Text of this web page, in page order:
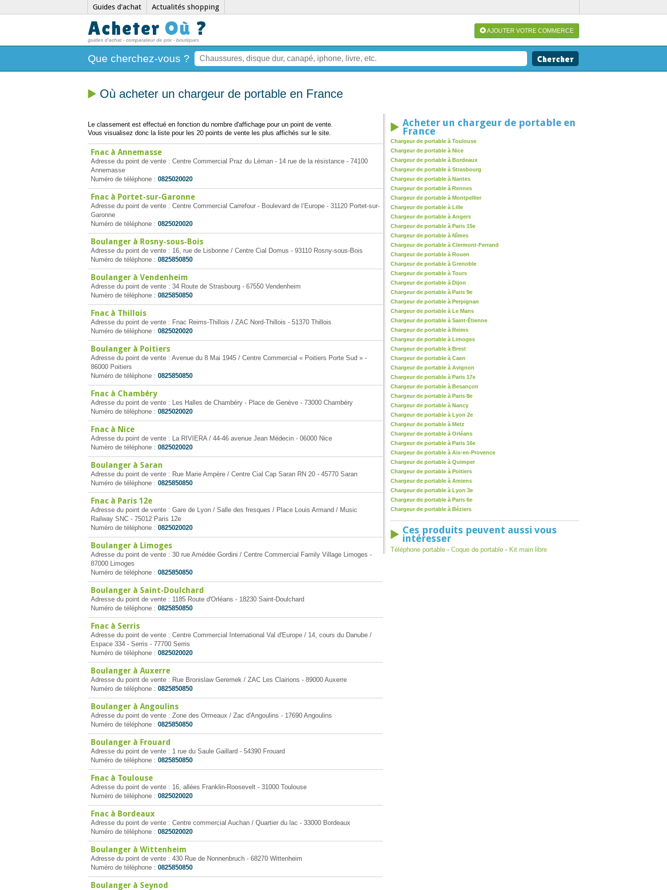
Guides d'achat Actualités shopping
Acheter Où ?
guides d'achat - comparateur de prix - boutiques
AJOUTER VOTRE COMMERCE
Que cherchez-vous ?
Où acheter un chargeur de portable en France
Le classement est effectué en fonction du nombre d'affichage pour un point de vente.
Vous visualisez donc la liste pour les 20 points de vente les plus affichés sur le site.
Fnac à Annemasse
Adresse du point de vente : Centre Commercial Praz du Léman - 14 rue de la résistance - 74100
Annemasse
Numéro de téléphone : 0825020020
Fnac à Portet-sur-Garonne
Adresse du point de vente : Centre Commercial Carrefour - Boulevard de l’Europe - 31120 Portet-sur-
Garonne
Numéro de téléphone : 0825020020
Boulanger à Rosny-sous-Bois
Adresse du point de vente : 16, rue de Lisbonne / Centre Cial Domus - 93110 Rosny-sous-Bois
Numéro de téléphone : 0825850850
Boulanger à Vendenheim
Adresse du point de vente : 34 Route de Strasbourg - 67550 Vendenheim
Numéro de téléphone : 0825850850
Fnac à Thillois
Adresse du point de vente : Fnac Reims-Thillois / ZAC Nord-Thillois - 51370 Thillois
Numéro de téléphone : 0825020020
Boulanger à Poitiers
Adresse du point de vente : Avenue du 8 Mai 1945 / Centre Commercial « Poitiers Porte Sud » -
86000 Poitiers
Numéro de téléphone : 0825850850
Fnac à Chambéry
Adresse du point de vente : Les Halles de Chambéry - Place de Genève - 73000 Chambéry
Numéro de téléphone : 0825020020
Fnac à Nice
Adresse du point de vente : La RIVIERA / 44-46 avenue Jean Médecin - 06000 Nice
Numéro de téléphone : 0825020020
Boulanger à Saran
Adresse du point de vente : Rue Marie Ampère / Centre Cial Cap Saran RN 20 - 45770 Saran
Numéro de téléphone : 0825850850
Fnac à Paris 12e
Adresse du point de vente : Gare de Lyon / Salle des fresques / Place Louis Armand / Music
Railway SNC - 75012 Paris 12e
Numéro de téléphone : 0825020020
Boulanger à Limoges
Adresse du point de vente : 30 rue Amédée Gordini / Centre Commercial Family Village Limoges -
87000 Limoges
Numéro de téléphone : 0825850850
Boulanger à Saint-Doulchard
Adresse du point de vente : 1185 Route d'Orléans - 18230 Saint-Doulchard
Numéro de téléphone : 0825850850
Fnac à Serris
Adresse du point de vente : Centre Commercial International Val d'Europe / 14, cours du Danube /
Espace 334 - Serris - 77700 Serris
Numéro de téléphone : 0825020020
Boulanger à Auxerre
Adresse du point de vente : Rue Bronislaw Geremek / ZAC Les Clairions - 89000 Auxerre
Numéro de téléphone : 0825850850
Boulanger à Angoulins
Adresse du point de vente : Zone des Ormeaux / Zac d'Angoulins - 17690 Angoulins
Numéro de téléphone : 0825850850
Boulanger à Frouard
Adresse du point de vente : 1 rue du Saule Gaillard - 54390 Frouard
Numéro de téléphone : 0825850850
Fnac à Toulouse
Adresse du point de vente : 16, allées Franklin-Roosevelt - 31000 Toulouse
Numéro de téléphone : 0825020020
Fnac à Bordeaux
Adresse du point de vente : Centre commercial Auchan / Quartier du lac - 33000 Bordeaux
Numéro de téléphone : 0825020020
Boulanger à Wittenheim
Adresse du point de vente : 430 Rue de Nonnenbruch - 68270 Wittenheim
Numéro de téléphone : 0825850850
Boulanger à Seynod
Acheter un chargeur de portable en
France
Chargeur de portable à Toulouse
Chargeur de portable à Nice
Chargeur de portable à Bordeaux
Chargeur de portable à Strasbourg
Chargeur de portable à Nantes
Chargeur de portable à Rennes
Chargeur de portable à Montpellier
Chargeur de portable à Lille
Chargeur de portable à Angers
Chargeur de portable à Paris 15e
Chargeur de portable à Nîmes
Chargeur de portable à Clermont-Ferrand
Chargeur de portable à Rouen
Chargeur de portable à Grenoble
Chargeur de portable à Tours
Chargeur de portable à Dijon
Chargeur de portable à Paris 9e
Chargeur de portable à Perpignan
Chargeur de portable à Le Mans
Chargeur de portable à Saint-Étienne
Chargeur de portable à Reims
Chargeur de portable à Limoges
Chargeur de portable à Brest
Chargeur de portable à Caen
Chargeur de portable à Avignon
Chargeur de portable à Paris 17e
Chargeur de portable à Besançon
Chargeur de portable à Paris 8e
Chargeur de portable à Nancy
Chargeur de portable à Lyon 2e
Chargeur de portable à Metz
Chargeur de portable à Orléans
Chargeur de portable à Paris 16e
Chargeur de portable à Aix-en-Provence
Chargeur de portable à Quimper
Chargeur de portable à Poitiers
Chargeur de portable à Amiens
Chargeur de portable à Lyon 3e
Chargeur de portable à Paris 6e
Chargeur de portable à Béziers
Ces produits peuvent aussi vous
intéresser
Téléphone portable - Coque de portable - Kit main libre